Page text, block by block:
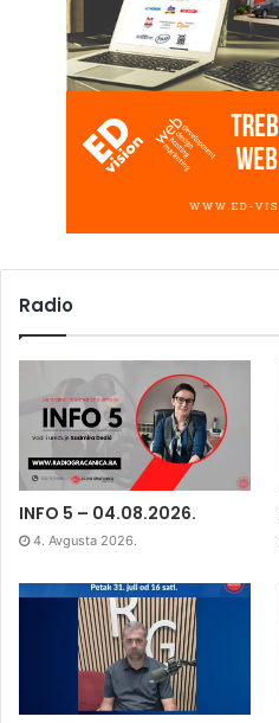
Radio
INFO 5 – 04.08.2026.
4. Avgusta 2026.